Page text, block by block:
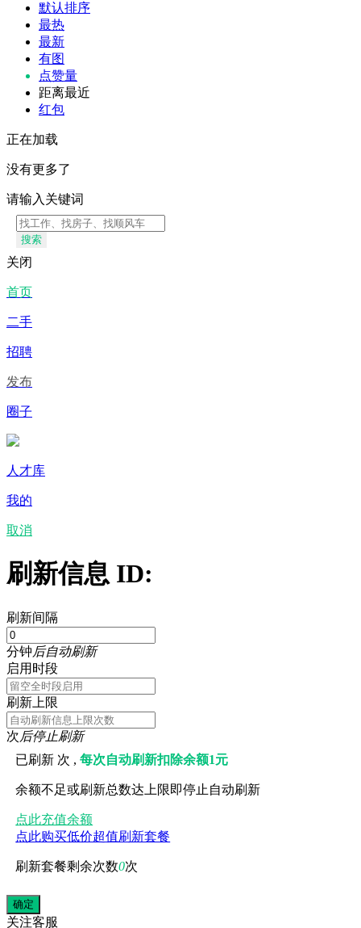
默认排序
最热
最新
有图
点赞量
距离最近
红包
正在加载
没有更多了
请输入关键词
搜索
关闭
首页
二手
招聘
发布
圈子
人才库
我的
取消
刷新信息 ID:
刷新间隔
分钟后自动刷新
启用时段
刷新上限
次后停止刷新
已刷新 次 ,每次自动刷新扣除余额1元
余额不足或刷新总数达上限即停止自动刷新
点此充值余额
点此购买低价超值刷新套餐
刷新套餐剩余次数0次
关注客服